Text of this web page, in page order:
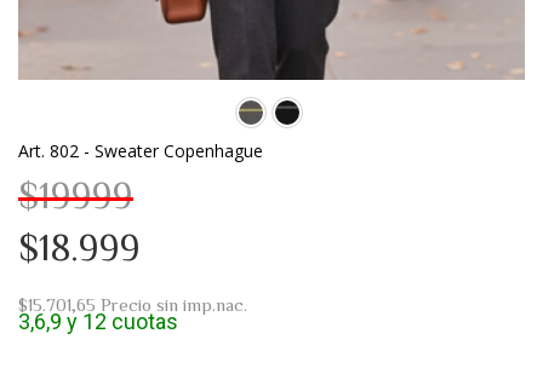
Art. 802 - Sweater Copenhague
$19999
$18.999
$15.701,65 Precio sin imp.nac.
3,6,9 y 12 cuotas